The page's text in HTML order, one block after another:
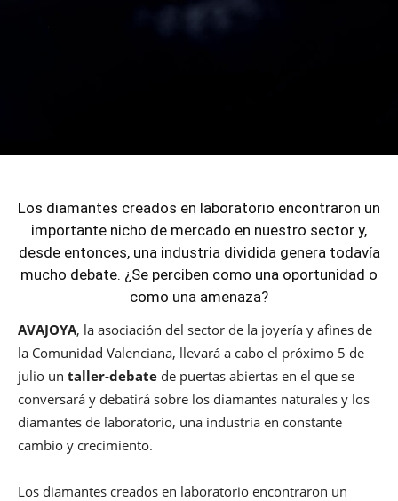
Los diamantes creados en laboratorio encontraron un
importante nicho de mercado en nuestro sector y,
desde entonces, una industria dividida genera todavía
mucho debate. ¿Se perciben como una oportunidad o
como una amenaza?
AVAJOYA, la asociación del sector de la joyería y afines de
la Comunidad Valenciana, llevará a cabo el próximo 5 de
julio un taller-debate de puertas abiertas en el que se
conversará y debatirá sobre los diamantes naturales y los
diamantes de laboratorio, una industria en constante
cambio y crecimiento.
Los diamantes creados en laboratorio encontraron un